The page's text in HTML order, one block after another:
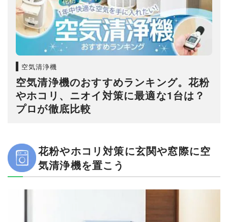
空気清浄機
空気清浄機のおすすめランキング。花粉
やホコリ、ニオイ対策に最適な1台は？
プロが徹底比較
花粉やホコリ対策に玄関や窓際に空
気清浄機を置こう